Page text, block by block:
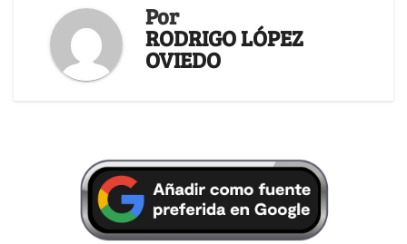
Por
RODRIGO LÓPEZ
OVIEDO